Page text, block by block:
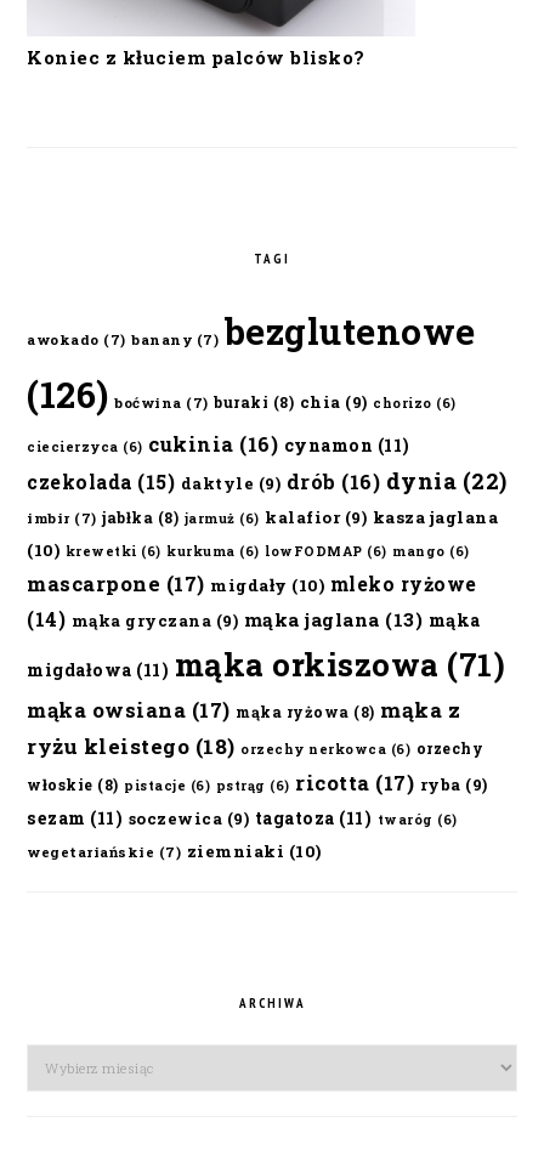
Koniec z kłuciem palców blisko?
TAGI
awokado (7) banany (7) bezglutenowe
(126) boćwina (7) buraki (8) chia (9) chorizo (6)
ciecierzyca (6) cukinia (16) cynamon (11)
czekolada (15) daktyle (9) drób (16) dynia (22)
imbir (7) jabłka (8) jarmuż (6) kalafior(9) kasza jaglana
(10) krewetki (6) kurkuma (6) lowFODMAP (6) mango (6)
mascarpone (17) migdały (10) mleko ryżowe
(14) mąka gryczana (9) mąka jaglana (13) mąka
migdałowa (11) mąka orkiszowa (71)
mąka owsiana (17) mąka ryżowa (8) mąka z
ryżu kleistego (18) orzechy nerkowca (6) orzechy
włoskie (8) pistacje (6) pstrąg (6) ricotta (17) ryba (9)
sezam (11) soczewica (9) tagatoza (11) twaróg (6)
wegetariańskie (7) ziemniaki (10)
ARCHIWA
Archiwa